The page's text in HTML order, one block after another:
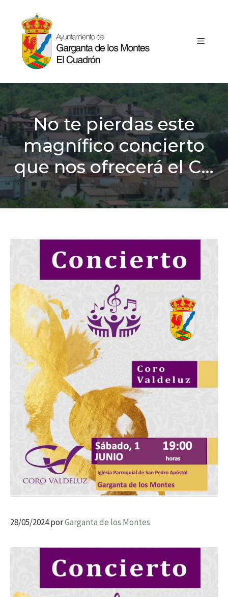
contenido
No te pierdas este
magnífico concierto
que nos ofrecerá el C…
28/05/2024porGarganta de los Montes